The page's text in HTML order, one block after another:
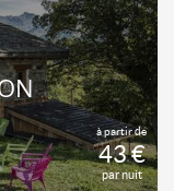
à partir de
43 €
par nuit